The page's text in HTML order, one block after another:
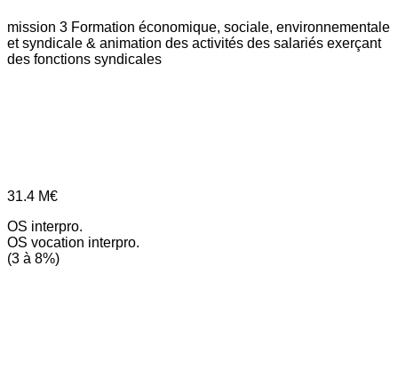
mission 3 Formation économique, sociale, environnementale
et syndicale & animation des activités des salariés exerçant
des fonctions syndicales
31.4 M€
OS interpro.
OS vocation interpro.
(3 à 8%)